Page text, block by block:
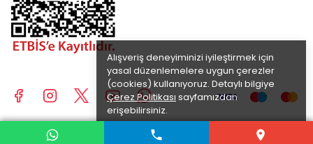
Alışveriş deneyiminizi iyileştirmek için
yasal düzenlemelere uygun çerezler
(cookies) kullanıyoruz. Detaylı bilgiye
Çerez Politikası sayfamızdan
erişebilirsiniz.
Anladım